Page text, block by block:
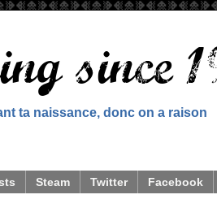
ta naissance, donc on a raison
Steam Twitter Facebook